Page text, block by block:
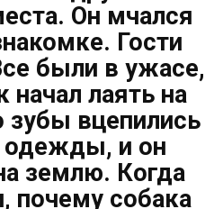
Он мчался
Гости
были в ужасе,
начал лаять на
вцепились
одежды, и он
землю. Когда
почему собака